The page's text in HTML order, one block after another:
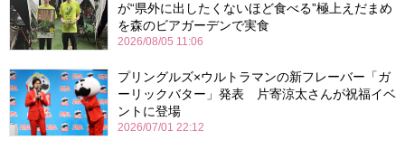
が“県外に出したくないほど食べる”極上えだまめ
を森のビアガーデンで実食
2026/08/05 11:06
プリングルズ×ウルトラマンの新フレーバー「ガ
ーリックバター」発表 片寄涼太さんが祝福イベ
ントに登場
2026/07/01 22:12